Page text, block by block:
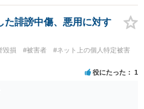
並行で（もしまだされていないの
はしておくべきだと考えます。
た誹謗中傷、悪用に対す
毀損 #被害者
#ネット上の個人特定被害
役にたった 1